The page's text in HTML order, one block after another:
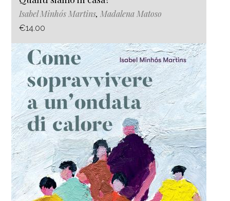
Isabel Minhós Martins, Madalena Matoso
€14.00